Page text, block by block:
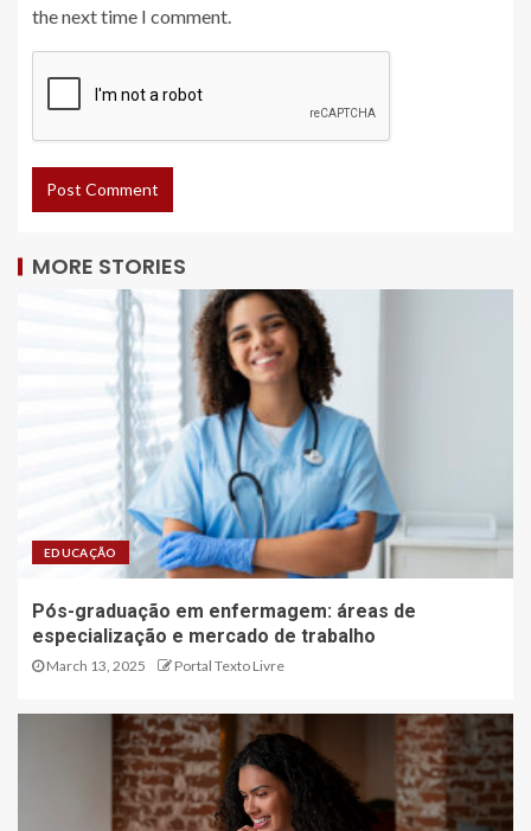
the next time I comment.
MORE STORIES
EDUCAÇÃO
Pós-graduação em enfermagem: áreas de
especialização e mercado de trabalho
March 13, 2025 Portal Texto Livre